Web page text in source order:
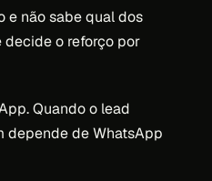
e não sabe qual dos
decide o reforço por
Quando o lead
depende de WhatsApp